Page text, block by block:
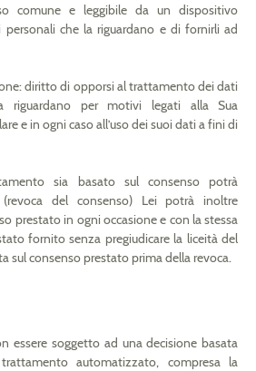
comune e leggibile da un dispositivo
che la riguardano e di fornirli ad
diritto di opporsi al trattamento dei dati
riguardano per motivi legati alla Sua
e in ogni caso all’uso dei suoi dati a fini di
sia basato sul consenso potrà
(revoca del consenso) Lei potrà inoltre
prestato in ogni occasione e con la stessa
fornito senza pregiudicare la liceità del
sul consenso prestato prima della revoca.
essere soggetto ad una decisione basata
automatizzato, compresa la